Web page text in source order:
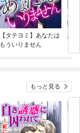
【タテヨミ】あなたは
もういりません
結
もっと見る